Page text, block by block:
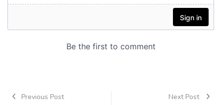
Previous Post Next Post